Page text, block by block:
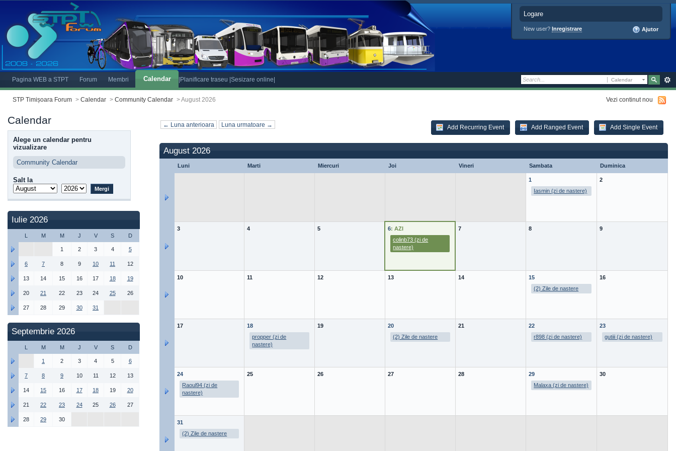
Logare
New user? Inregistrare Ajutor
Calendar
Pagina WEB a STPT Forum Membri Calendar |Planificare traseu |Sesizare online|
STP Timișoara Forum > Calendar > Community Calendar >August 2026 Vezi continut nou
Calendar
Alege un calendar pentru
vizualizare
Community Calendar
Salt la
← Luna anterioara Luna urmatoare → Add Single Event
Add Ranged Event
Add Recurring Event
August 2026
Luni Marti Miercuri Joi Vineri Sambata Duminica
1
Iasmin (zi de nastere)
2
3 4 5 6: AZI
colinb73 (zi de
nastere)
7 8 9
10 11 12 13 14
15
(2) Zile de nastere
16
17
18
propper (zi de
nastere)
19
20
(2) Zile de nastere
21
22
r898 (zi de nastere)
23
gutiii (zi de nastere)
24
Raoul94 (zi de
nastere)
25 26 27 28
29
Malaxa (zi de nastere)
30
31
(2) Zile de nastere
Iulie 2026
L M M J V S D
1 2 3 4 5
6 7 8 9 10 11 12
13 14 15 16 17 18 19
20 21 22 23 24 25 26
27 28 29 30 31
Septembrie 2026
L M M J V S D
1 2 3 4 5 6
7 8 9 10 11 12 13
14 15 16 17 18 19 20
21 22 23 24 25 26 27
28 29 30